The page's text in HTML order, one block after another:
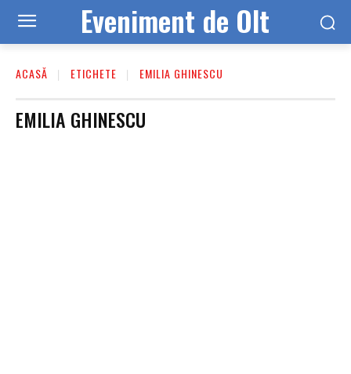
Eveniment de Olt
ACASĂ ETICHETE EMILIA GHINESCU
EMILIA GHINESCU